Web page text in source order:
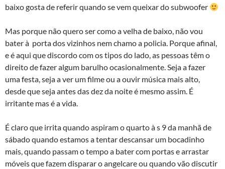
baixo gosta de referir quando se vem queixar do subwoofer
Mas porque não quero ser como a velha de baixo, não vou
bater à porta dos vizinhos nem chamo a policia. Porque afinal,
e é aqui que discordo com os tipos do lado, as pessoas têm o
direito de fazer algum barulho ocasionalmente. Seja a fazer
uma festa, seja a ver um filme ou a ouvir música mais alto,
desde que seja antes das dez da noite é mesmo assim. É
irritante mas é a vida.
É claro que irrita quando aspiram o quarto à s 9 da manhã de
sábado quando estamos a tentar descansar um bocadinho
mais, quando passam o tempo a bater com portas e arrastar
móveis que fazem disparar o angelcare ou quando vão discutir